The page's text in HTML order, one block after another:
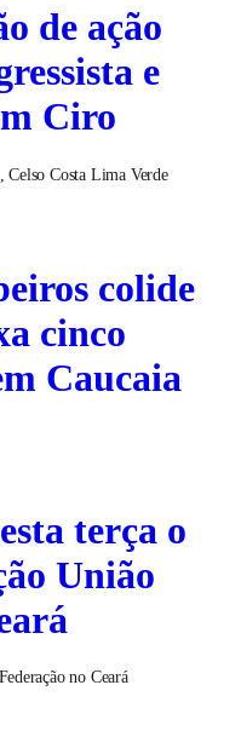
de ação
e
Ciro
Costa Lima Verde
colide
cinco
Caucaia
terça o
União
no Ceará